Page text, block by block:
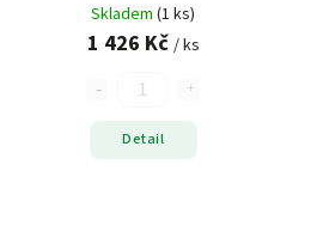
Skladem (1 ks)
1 426 Kč / ks
Detail